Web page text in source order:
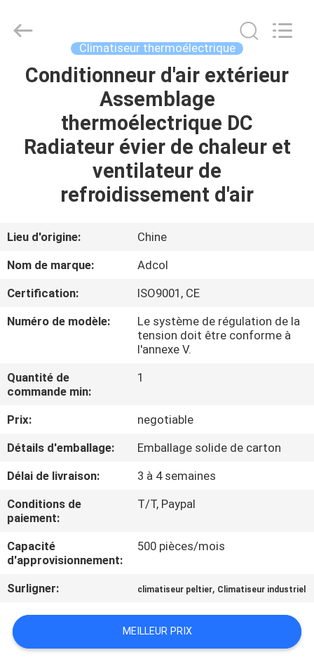
MAISON
PRODUITS
SUJET
DE
VISITE
CONTRÔLE
DE
QUALITÉ
CONTACT
USA
NOUVELLES
CAS
PLAN
(Guangzhou)
Reserved.
Climatiseur thermoélectrique
Conditionneur d'air extérieur
Assemblage
thermoélectrique DC
Radiateur évier de chaleur et
ventilateur de
refroidissement d'air
Lieu d'origine:
Chine
Nom de marque:
Adcol
Certification:
ISO9001, CE
Numéro de modèle:
Le système de régulation de la
tension doit être conforme à
l'annexe V.
Quantité de
commande min:
1
Prix:
negotiable
Détails d'emballage:
Emballage solide de carton
Délai de livraison:
3 à 4 semaines
Conditions de
paiement:
T/T, Paypal
Capacité
d'approvisionnement:
500 pièces/mois
Surligner: climatiseur peltier, Climatiseur industriel
MEILLEUR PRIX